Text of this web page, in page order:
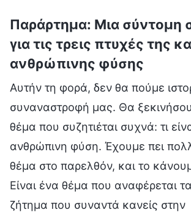
Παράρτημα: Μια σύντομη
για τις τρεις πτυχές της
ανθρώπινης φύσης
Αυτήν τη φορά, δεν θα πούμε
συναναστροφή μας. Θα
θέμα που συζητιέται συχνά: τι
ανθρώπινη φύση. Έχουμε πει
θέμα στο παρελθόν, και το
Είναι ένα θέμα που αναφέρεται
ζήτημα που συναντά κανείς στην